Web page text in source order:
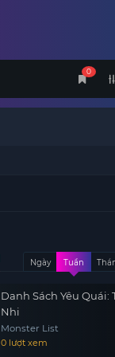
0
Ngày Tuần
Danh Sách Yêu Quái:
Nhi
Monster List
0 lượt xem